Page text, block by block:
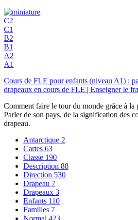
C2
C1
B2
B1
A2
A1
Cours de FLE pour enfants (niveau A1) :
drapeaux en cours de FLE | Enseigner le
Comment faire le tour du monde grâce à la
Parler de son pays, de la signification des
drapeau.
Antarctique 2
Cartes 63
Classe 190
Description 88
Direction 530
Drapeau 7
Drapeaux 3
Enfants 110
Familles 7
Normal 423